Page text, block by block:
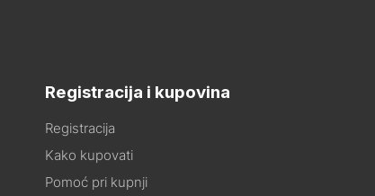
Registracija i kupovina
Registracija
Kako kupovati
Pomoć pri kupnji